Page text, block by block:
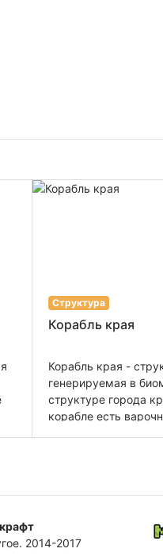
Структура
Корабль края
Корабль края -
генерируемая в
структуре города
корабле есть
замаскированным
два сундука с
Трофеем после
2014-2017